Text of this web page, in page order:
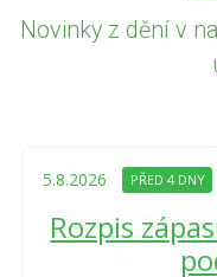
Novinky z dění v
5.8.2026 PŘED 4 DNY
Rozpis